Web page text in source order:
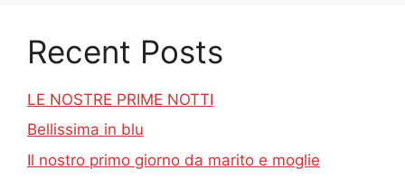
Recent Posts
LE NOSTRE PRIME NOTTI
Bellissima in blu
Il nostro primo giorno da marito e moglie